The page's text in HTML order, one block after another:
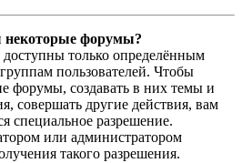
некоторые форумы?
только определённым
пользователей. Чтобы
форумы, создавать в них темы и
совершать другие действия, вам
специальное разрешение.
или администратором
такого разрешения.